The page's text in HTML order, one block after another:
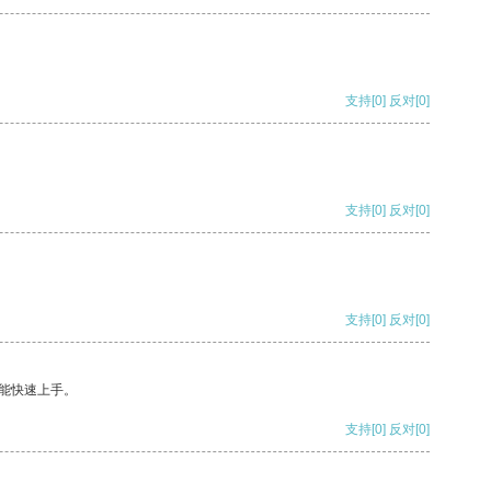
支持[0] 反对[0]
支持[0] 反对[0]
支持[0] 反对[0]
快速上手。
支持[0] 反对[0]